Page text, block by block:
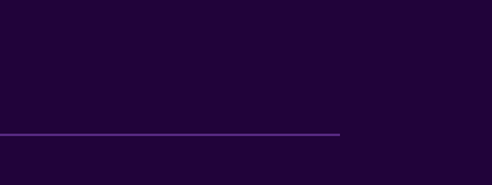
Los baños están equipados con
web gracias a nuestro acceso a